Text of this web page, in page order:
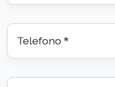
Telefono *